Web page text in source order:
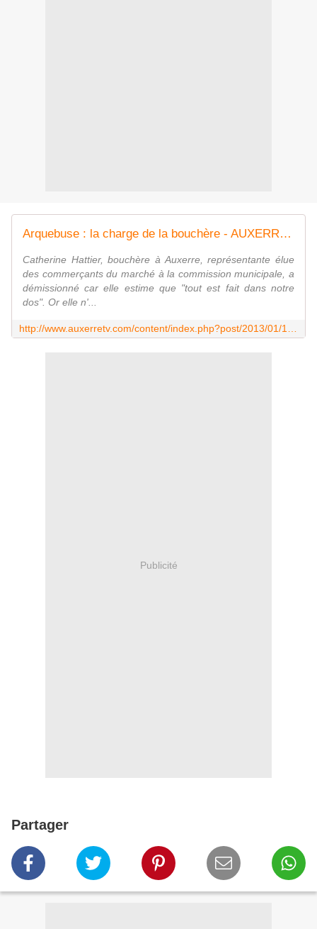
Arquebuse : la charge de la bouchère - AUXERRE TV
Catherine Hattier, bouchère à Auxerre, représentante élue
des commerçants du marché à la commission municipale, a
démissionné car elle estime que "tout est fait dans notre
dos". Or elle n'...
Publicité
Partager